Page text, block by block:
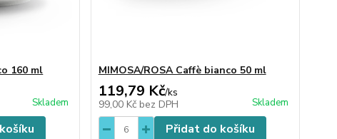
160 ml
Skladem
MIMOSA/ROSA Caffè bianco 50 ml
119,79 Kč/ks
99,00 Kč bez DPH Skladem
Přidat do košíku